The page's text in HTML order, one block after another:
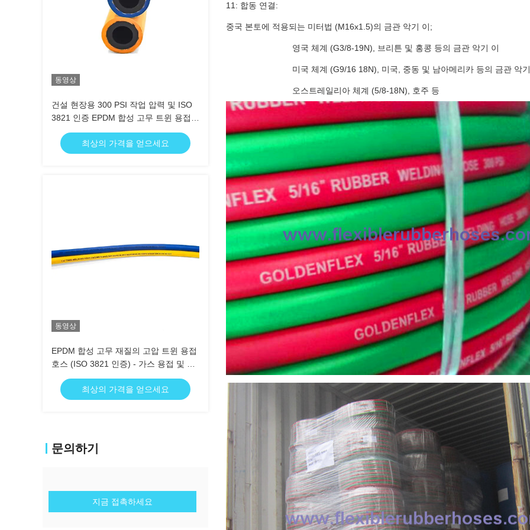
동영상
건설 현장용 300 PSI 작업 압력 및 ISO
3821 인증 EPDM 합성 고무 트윈 용접
호스
최상의 가격을 얻으세요
동영상
EPDM 합성 고무 재질의 고압 트윈 용접
호스 (ISO 3821 인증) - 가스 용접 및 절
단용
최상의 가격을 얻으세요
문의하기
지금 접촉하세요
11: 합동 연결:
중국 본토에 적용되는 미터법 (M16x1.5)의 금관 악기 이;
영국 체계 (G3/8-19N), 브리튼 및 홍콩 등의 금관 악기 이
미국 체계 (G9/16 18N), 미국, 중동 및 남아메리카 등의 금관 악
오스트레일리아 체계 (5/8-18N), 호주 등